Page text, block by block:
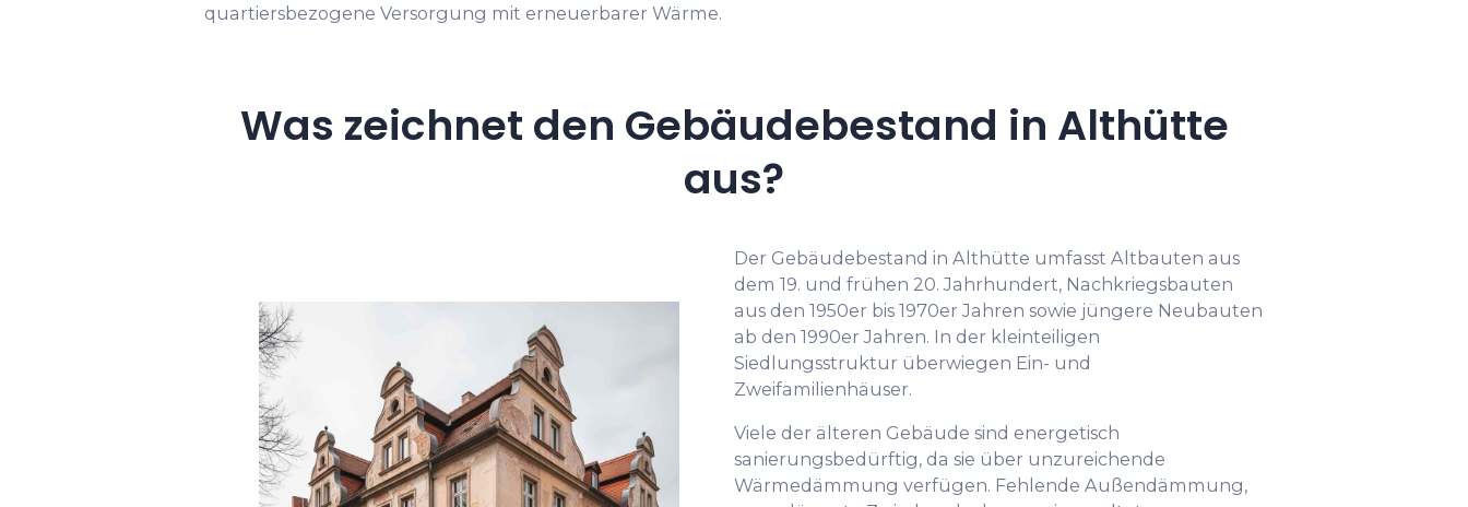
quartiersbezogene Versorgung mit erneuerbarer Wärme.
Was zeichnet den Gebäudebestand in Althütte
aus?
Der Gebäudebestand in Althütte umfasst Altbauten aus
dem 19. und frühen 20. Jahrhundert, Nachkriegsbauten
aus den 1950er bis 1970er Jahren sowie jüngere Neubauten
ab den 1990er Jahren. In der kleinteiligen
Siedlungsstruktur überwiegen Ein- und
Zweifamilienhäuser.
Viele der älteren Gebäude sind energetisch
sanierungsbedürftig, da sie über unzureichende
Wärmedämmung verfügen. Fehlende Außendämmung,